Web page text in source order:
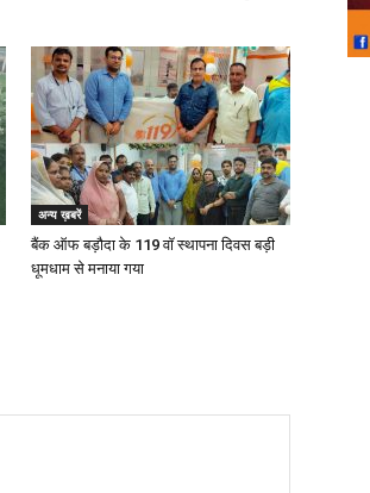
अन्य ख़बरें
बैंक ऑफ बड़ौदा के 119 वॉ स्थापना दिवस बड़ी
धूमधाम से मनाया गया